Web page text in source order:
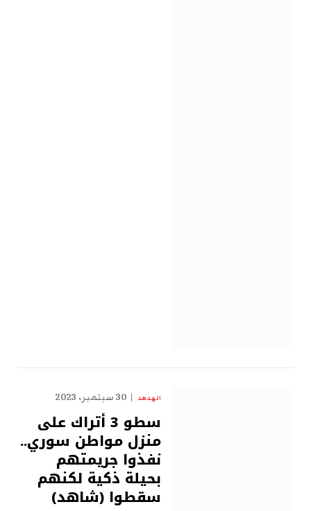
الهدهد 30 سبتمبر، 2023
سطو 3 أتراك على
منزل مواطن سوري..
نفذوا جريمتهم
بحيلة ذكية لكنهم
سقطوا (شاهد)